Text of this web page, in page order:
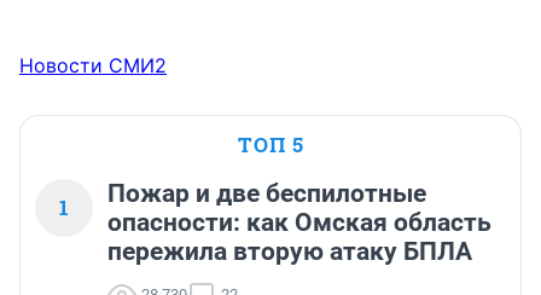
Новости СМИ2
ТОП 5
1
Пожар и две беспилотные
опасности: как Омская область
пережила вторую атаку БПЛА